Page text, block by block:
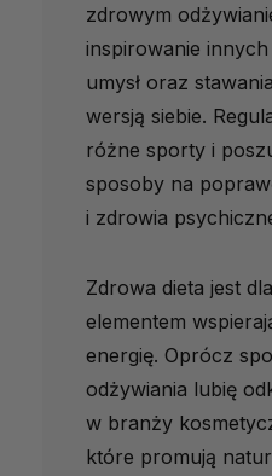
zdrowym
inspirowanie innych
umysł oraz
wersją siebie.
różne sporty i
sposoby na
i zdrowia
Zdrowa dieta jest
elementem
energię. Oprócz
odżywiania lubię
w branży
które promują